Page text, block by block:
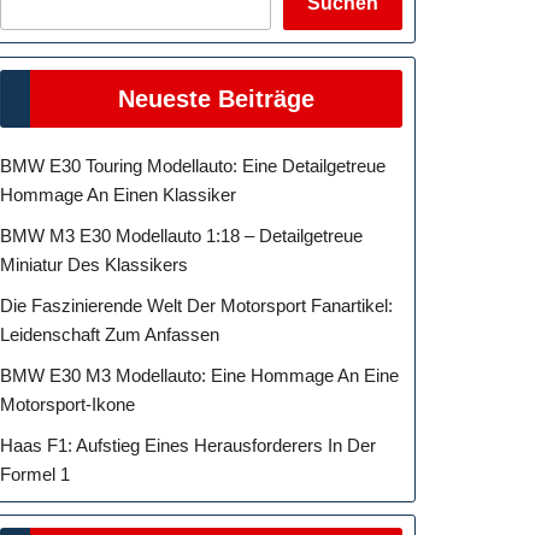
Neueste Beiträge
BMW E30 Touring Modellauto: Eine Detailgetreue
Hommage An Einen Klassiker
BMW M3 E30 Modellauto 1:18 – Detailgetreue
Miniatur Des Klassikers
Die Faszinierende Welt Der Motorsport Fanartikel:
Leidenschaft Zum Anfassen
BMW E30 M3 Modellauto: Eine Hommage An Eine
Motorsport-Ikone
Haas F1: Aufstieg Eines Herausforderers In Der
Formel 1